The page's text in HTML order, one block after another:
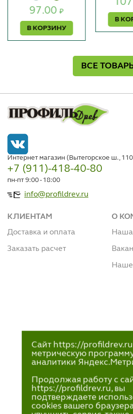
97.00₽
В КОРЗИНУ
В
ВСЕ
Интернет магазин (Вытегорское ш.,
+7 (911)-418-40-80
пн-пт 9:00 - 18:00
info@profildrev.ru
КЛИЕНТАМ
Доставка и оплата
Заказать расчет
О
Наша
Наше
Сайт https://profildrev.ru
метрическую
аналитики
Продолжая работу с
https://profildrev.ru, вы
подтверждаете
cookies вашего